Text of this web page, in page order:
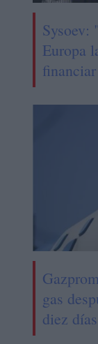
Sysoev:
Europa
gas
diez